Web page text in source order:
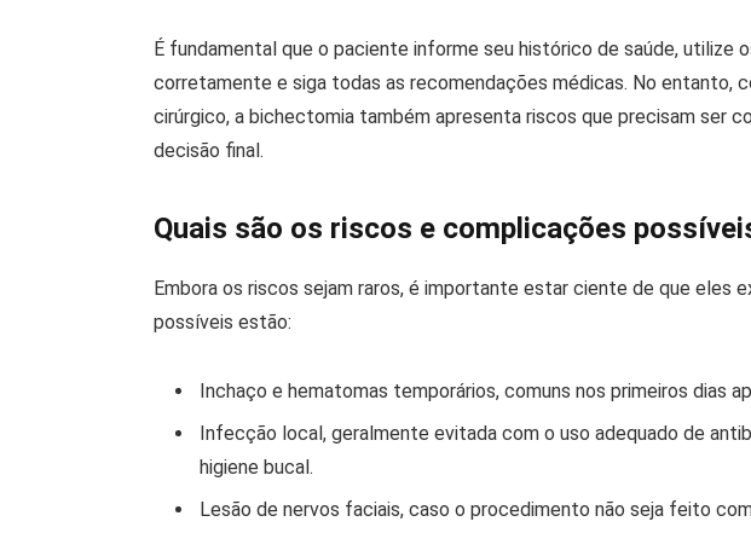
É fundamental que o paciente informe seu histórico de saúde, utilize
corretamente e siga todas as recomendações médicas. No entanto,
cirúrgico, a bichectomia também apresenta riscos que precisam ser
decisão final.
Quais são os riscos e complicações
Embora os riscos sejam raros, é importante estar ciente de que eles
possíveis estão:
Inchaço e hematomas temporários, comuns nos primeiros dias
Infecção local, geralmente evitada com o uso adequado de
higiene bucal.
Lesão de nervos faciais, caso o procedimento não seja feito